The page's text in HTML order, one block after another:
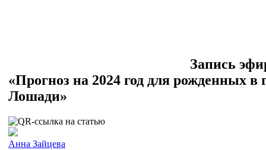
Запись
«Прогноз на 2024 год для рожденных в
Лошади»
Анна Зайцева